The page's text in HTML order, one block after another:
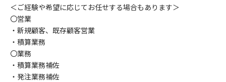
＜ご経験や希望に応じてお任せする場合もあります＞
〇営業
・新規顧客、既存顧客営業
・積算業務
〇業務
・積算業務補佐
・発注業務補佐